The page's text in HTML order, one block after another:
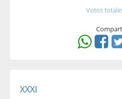
Votos
XXXI